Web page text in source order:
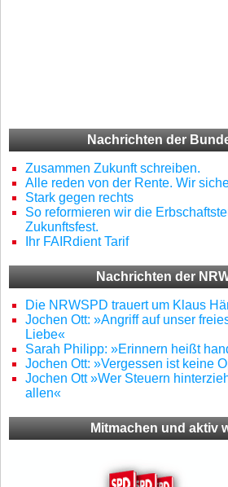
Nachrichten der
Zusammen Zukunft schreiben.
Alle reden von der Rente. Wir
Stark gegen rechts
So reformieren wir die
Zukunftsfest.
Ihr FAIRdient Tarif
Nachrichten der
Die NRWSPD trauert um Klaus
Jochen Ott: »Angriff auf unser
Liebe«
Sarah Philipp: »Erinnern heißt
Jochen Ott: »Vergessen ist keine
Jochen Ott »Wer Steuern
allen«
Mitmachen und aktiv